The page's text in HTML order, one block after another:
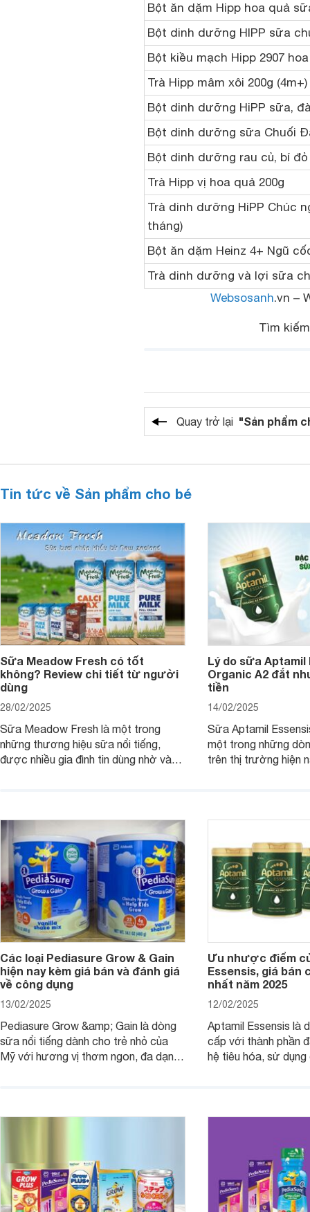
Bột ăn dặm Hipp hoa quả
Bột dinh dưỡng HIPP sữa
Bột kiều mạch Hipp 2907
Trà Hipp mâm xôi 200g (4m+)
Bột dinh dưỡng HiPP sữa,
Bột dinh dưỡng sữa Chuối
Bột dinh dưỡng rau củ, bí đỏ
Trà Hipp vị hoa quả 200g
Trà dinh dưỡng HiPP Chúc
tháng)
Bột ăn dặm Heinz 4+ Ngũ
Trà dinh dưỡng và lợi sữa
Websosanh.vn –
Tìm
Quay trở lại "Sản phẩm
Tin tức về Sản phẩm cho bé
Sữa Meadow Fresh có tốt
không? Review chi tiết từ người
dùng
28/02/2025
Sữa Meadow Fresh là một trong
những thương hiệu sữa nổi tiếng,
được nhiều gia đình tin dùng nhờ vào
dưỡng có gì đặc biệt? Giá sữa
Meadow Fresh trên thị trường hiện
nay ra sao? Hãy cùng tìm hiểu ngay.
Lý do sữa Aptamil
Organic A2 đắt
tiền
14/02/2025
Sữa Aptamil
một trong những
trên thị trường hiện
hơn so với các
4 yếu tố sau.
Các loại Pediasure Grow & Gain
hiện nay kèm giá bán và đánh giá
về công dụng
13/02/2025
Pediasure Grow &amp; Gain là dòng
sữa nổi tiếng dành cho trẻ nhỏ của
Mỹ với hương vị thơm ngon, đa dạng
Pediasure Grow &amp; Gain hiện nay
Ưu nhược điểm
Essensis, giá bán
nhất năm 2025
12/02/2025
Aptamil Essensis là
cấp với thành phần
hệ tiêu hóa, sử
cùng Websosanh.vn